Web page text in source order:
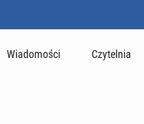
Wiadomości Czytelnia